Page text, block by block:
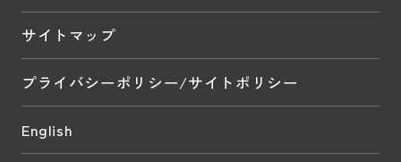
サイトマップ
プライバシーポリシー/サイトポリシー
English